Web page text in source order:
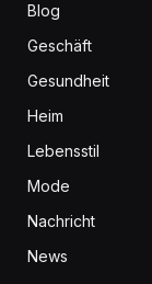
Blog
Geschäft
Gesundheit
Heim
Lebensstil
Mode
Nachricht
News